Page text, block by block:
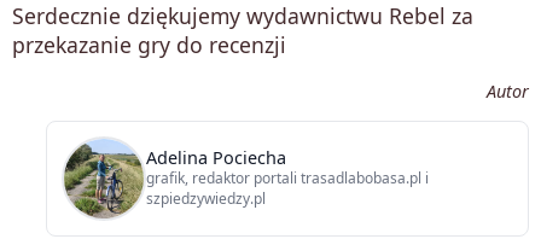
Serdecznie dziękujemy wydawnictwu Rebel za
przekazanie gry do recenzji
Autor
Adelina Pociecha
grafik, redaktor portali trasadlabobasa.pl i
szpiedzywiedzy.pl